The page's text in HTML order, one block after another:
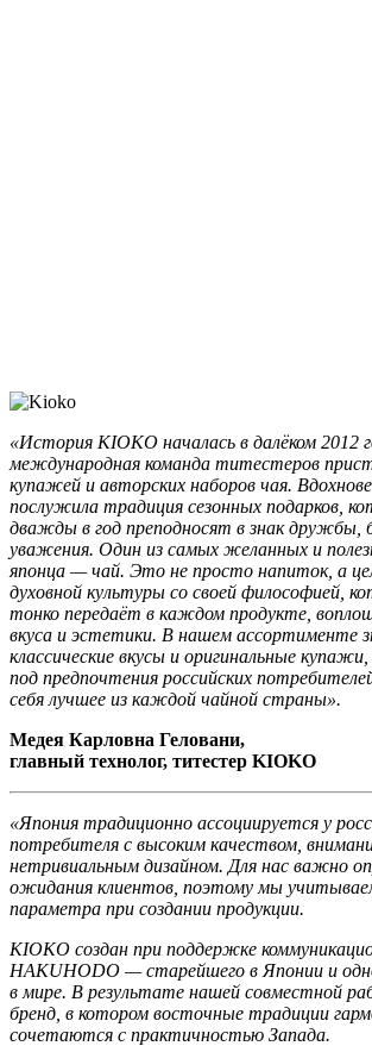
«История KIOKO началась в далёком 2012
международная команда титестеров
купажей и авторских наборов чая.
послужила традиция сезонных подарков,
дважды в год преподносят в знак дружбы,
уважения. Один из самых желанных и
японца — чай. Это не просто напиток, а
духовной культуры со своей философией,
тонко передаёт в каждом продукте,
вкуса и эстетики. В нашем ассортименте
классические вкусы и оригинальные
под предпочтения российских
себя лучшее из каждой чайной страны».
Медея Карловна Геловани,
главный технолог, титестер KIOKO
«Япония традиционно ассоциируется у
потребителя с высоким качеством,
нетривиальным дизайном. Для нас важно
ожидания клиентов, поэтому мы
параметра при создании продукции.
KIOKO создан при поддержке
HAKUHODO — старейшего в Японии и
в мире. В результате нашей совместной
бренд, в котором восточные традиции
сочетаются с практичностью Запада.